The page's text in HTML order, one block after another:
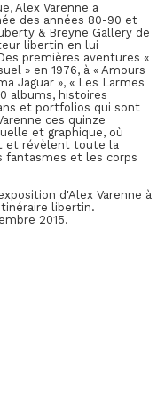
Alex Varenne a
des années 80-90 et
& Breyne Gallery de
libertin en lui
premières aventures «
» en 1976, à « Amours
Jaguar », « Les Larmes
albums, histoires
et portfolios qui sont
ces quinze
et graphique, où
et révèlent toute la
et les corps
d'Alex Varenne à
libertin.
2015.